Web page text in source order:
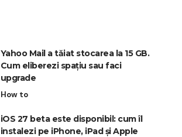
Yahoo Mail a tăiat stocarea la 15 GB.
Cum eliberezi spațiu sau faci
upgrade
How to
iOS 27 beta este disponibil: cum îl
instalezi pe iPhone, iPad și Apple